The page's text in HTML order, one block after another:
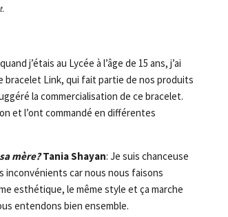
j’étais au Lycée à l’âge de 15 ans, j’ai
bracelet Link, qui fait partie de nos produits
la commercialisation de ce bracelet.
et l’ont commandé en différentes
mère?Tania Shayan: Je suis chanceuse
inconvénients car nous nous faisons
esthétique, le même style et ça marche
entendons bien ensemble.